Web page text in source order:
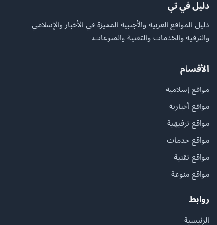
دليل في تي
دليل المواقع العربية والأجنبية المميزة في الأخبار والإسلامي
والترفيه والخدمات والتقنية والمنوعات.
الأقسام
مواقع إسلامية
مواقع أخبارية
مواقع ترفيهية
مواقع خدمات
مواقع تقنية
مواقع منوعة
روابط
الرئيسية